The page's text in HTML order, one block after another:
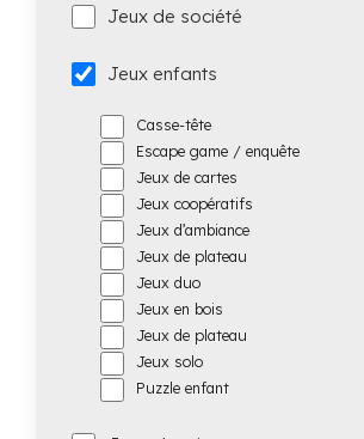
Jeux de société
Jeux enfants
Casse-tête
Escape game / enquête
Jeux de cartes
Jeux coopératifs
Jeux d’ambiance
Jeux de plateau
Jeux duo
Jeux en bois
Jeux de plateau
Jeux solo
Puzzle enfant